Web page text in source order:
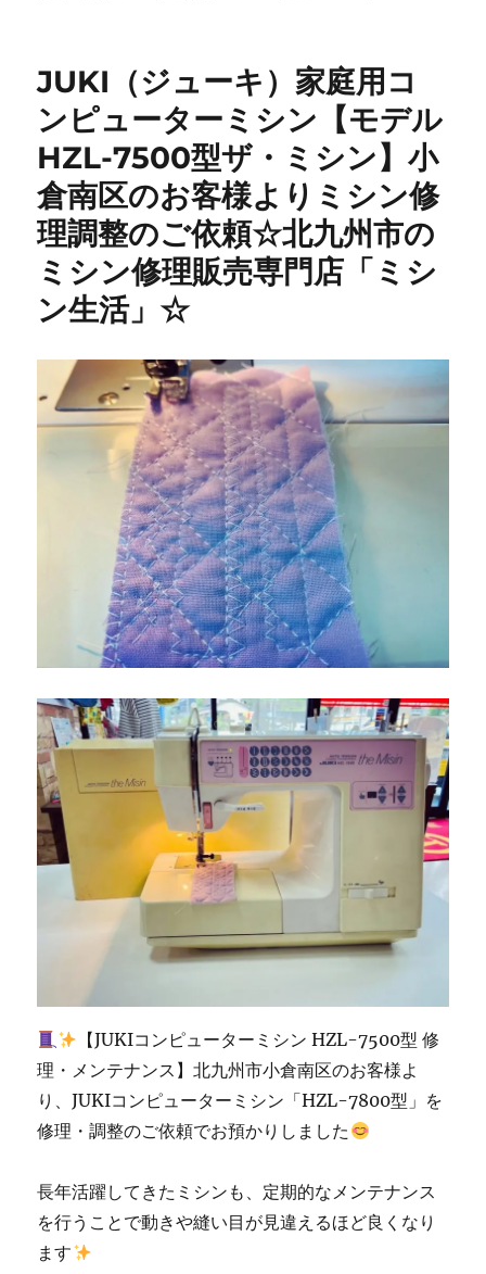
ー
ロ
ク）
×
maffon
特
別
キ
ャ
開
催！
北
九
州
市
の
ミ
シ
ン
修
理
販
売
専
門
店
「ミ
に
JUKI（ジューキ）家庭用コ
ンピューターミシン【モデル
HZL-7500型ザ・ミシン】小
倉南区のお客様よりミシン修
理調整のご依頼☆北九州市の
ミシン修理販売専門店「ミシ
ン生活」☆
【JUKIコンピューターミシン HZL-7500型 修
理・メンテナンス】北九州市小倉南区のお客様よ
り、JUKIコンピューターミシン「HZL-7800型」を
修理・調整のご依頼でお預かりしました
長年活躍してきたミシンも、定期的なメンテナンス
を行うことで動きや縫い目が見違えるほど良くなり
ます